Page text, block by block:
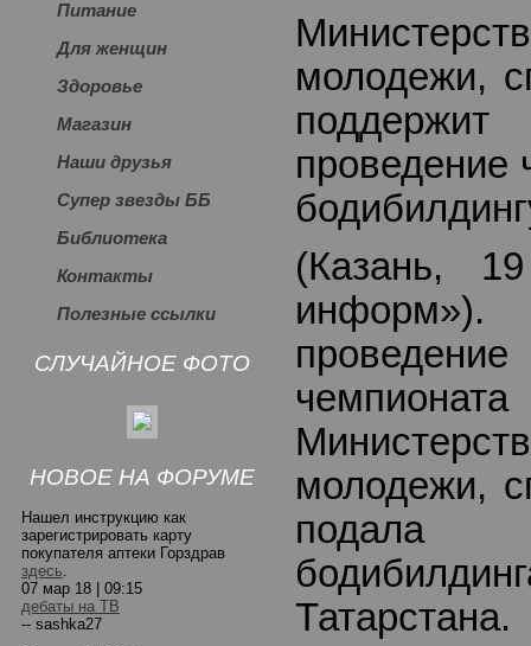
Питание
Для женщин
Здоровье
Магазин
Наши друзья
Супер звезды ББ
Библиотека
Контакты
Полезные ссылки
СЛУЧАЙНОЕ ФОТО
НОВОЕ НА ФОРУМЕ
Нашел инструкцию как
зарегистрировать карту
покупателя аптеки Горздрав
здесь.
07 мар 18 | 09:15
дебаты на ТВ
-- sashka27
молодежи,
проведение
(Казань,
молодежи,
Татарстана.